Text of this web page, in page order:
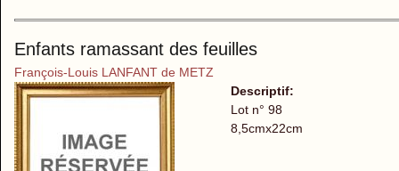
Enfants ramassant des feuilles
François-Louis LANFANT de METZ
Descriptif:
Lot n° 98
8,5cmx22cm